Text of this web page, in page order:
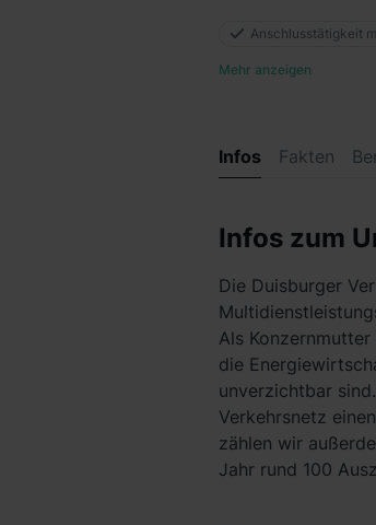
Anschlusstätigkeit
Mehr anzeigen
Infos Fakten
Infos zum
Die Duisburger
Als
die
unverzichtbar
Verkehrsnetz
zählen wir
Jahr rund 100